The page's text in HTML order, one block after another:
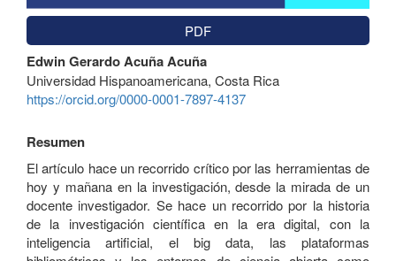
PDF
Contenido
principal
del
artículo
Edwin Gerardo Acuña Acuña
Universidad Hispanoamericana, Costa Rica
https://orcid.org/0000-0001-7897-4137
Resumen
El artículo hace un recorrido crítico por las herramientas de
hoy y mañana en la investigación, desde la mirada de un
docente investigador. Se hace un recorrido por la historia
de la investigación científica en la era digital, con la
inteligencia artificial, el big data, las plataformas